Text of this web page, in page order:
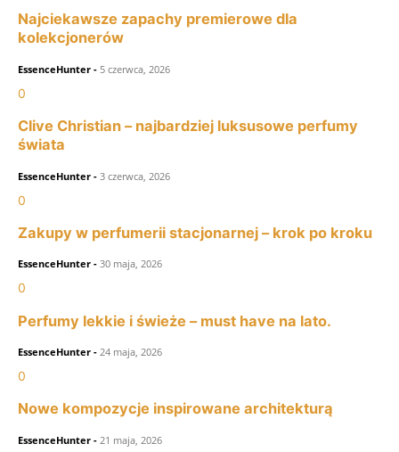
Najciekawsze zapachy premierowe dla
kolekcjonerów
EssenceHunter - 5 czerwca, 2026
0
Clive Christian – najbardziej luksusowe perfumy
świata
EssenceHunter - 3 czerwca, 2026
0
Zakupy w perfumerii stacjonarnej – krok po kroku
EssenceHunter - 30 maja, 2026
0
Perfumy lekkie i świeże – must have na lato.
EssenceHunter - 24 maja, 2026
0
Nowe kompozycje inspirowane architekturą
EssenceHunter - 21 maja, 2026